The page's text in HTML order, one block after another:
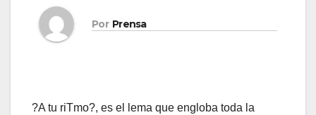
Por Prensa
?A tu riTmo?, es el lema que engloba toda la